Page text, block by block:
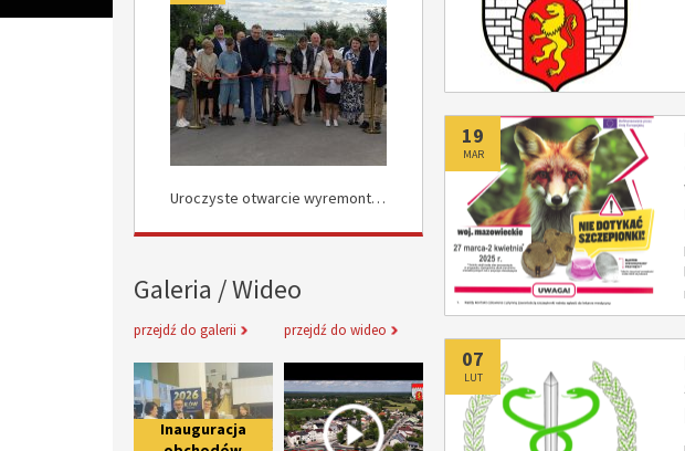
Uroczyste otwarcie wyremontowanych dróg w Załuskowie DOFINANSOWANIE NA REALIZACJĘ ZADANIA Z BUDŻETU WOJEWÓDZTWA MAZOWIECKIEGO W RAMACH PROGRAMU „MAZOWSZE DLA KLIMATU 2026”
Galeria / Wideo
przejdź do galerii przejdź do wideo
Inauguracja obchodów Jubileuszu 520. Rocznicy nadania
Inauguracja
Informacje z Gminy Iłów - lipiec
Dodano
19
MAR
Dodano
07
LUT